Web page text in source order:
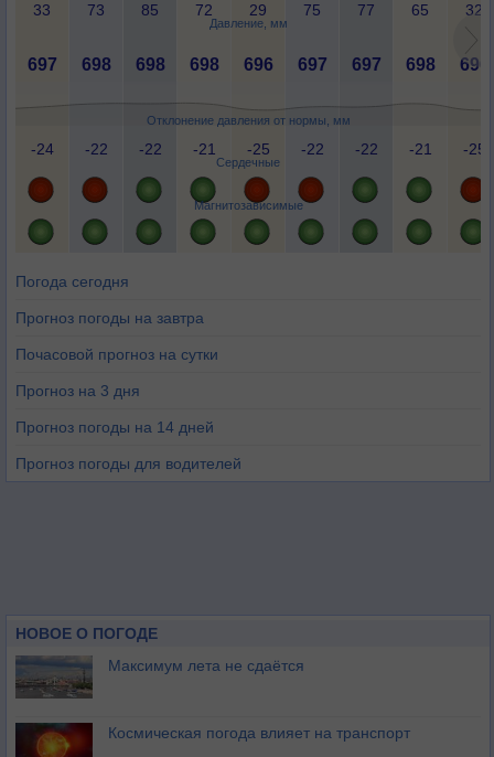
Давление, мм
Отклонение давления от нормы, мм
Сердечные
Магнитозависимые
33 73 85 72 29 75 77 65 32
697 698 698 698 696 697 697 698 696
-24 -22 -22 -21 -25 -22 -22 -21 -25
Погода сегодня
Прогноз погоды на завтра
Почасовой прогноз на сутки
Прогноз на 3 дня
Прогноз погоды на 14 дней
Прогноз погоды для водителей
НОВОЕ О ПОГОДЕ
Максимум лета не сдаётся
Космическая погода влияет на транспорт